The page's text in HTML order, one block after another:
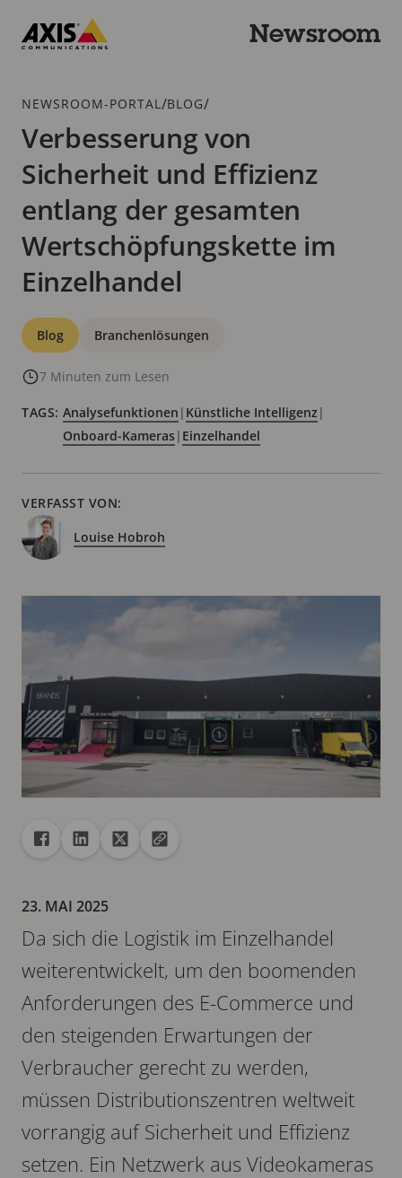
Hauptinhalt
springen
Newsroom
Breadcrumb
NEWSROOM-PORTAL /BLOG/
Verbesserung von
Sicherheit und Effizienz
entlang der gesamten
Wertschöpfungskette im
Einzelhandel
Kategorien
Blog Branchenlösungen
7 Minuten zum Lesen
TAGS: Analysefunktionen | Künstliche Intelligenz |
Onboard-Kameras| Einzelhandel
VERFASST VON:
Louise Hobroh
Freigabe
Teilen auf Facebook
Teilen auf Linkedin
Teilen auf XURL in die Zwischenablage kopieren
23. MAI 2025
Da sich die Logistik im Einzelhandel
weiterentwickelt, um den boomenden
Anforderungen des E-Commerce und
den steigenden Erwartungen der
Verbraucher gerecht zu werden,
müssen Distributionszentren weltweit
vorrangig auf Sicherheit und Effizienz
setzen. Ein Netzwerk aus Videokameras